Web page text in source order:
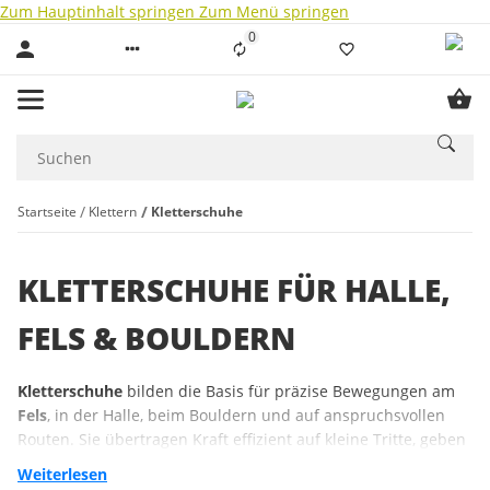
Zum Hauptinhalt springen Zum Menü springen
0Liste ist leer
Startseite Klettern Kletterschuhe
KLETTERSCHUHE FÜR HALLE,
FELS & BOULDERN
Kletterschuhe bilden die Basis für präzise Bewegungen am
Fels, in der Halle, beim Bouldern und auf anspruchsvollen
Routen. Sie übertragen Kraft effizient auf kleine Tritte, geben
Halt in Reibungspassagen und ermöglichen kontrollierte
Weiterlesen